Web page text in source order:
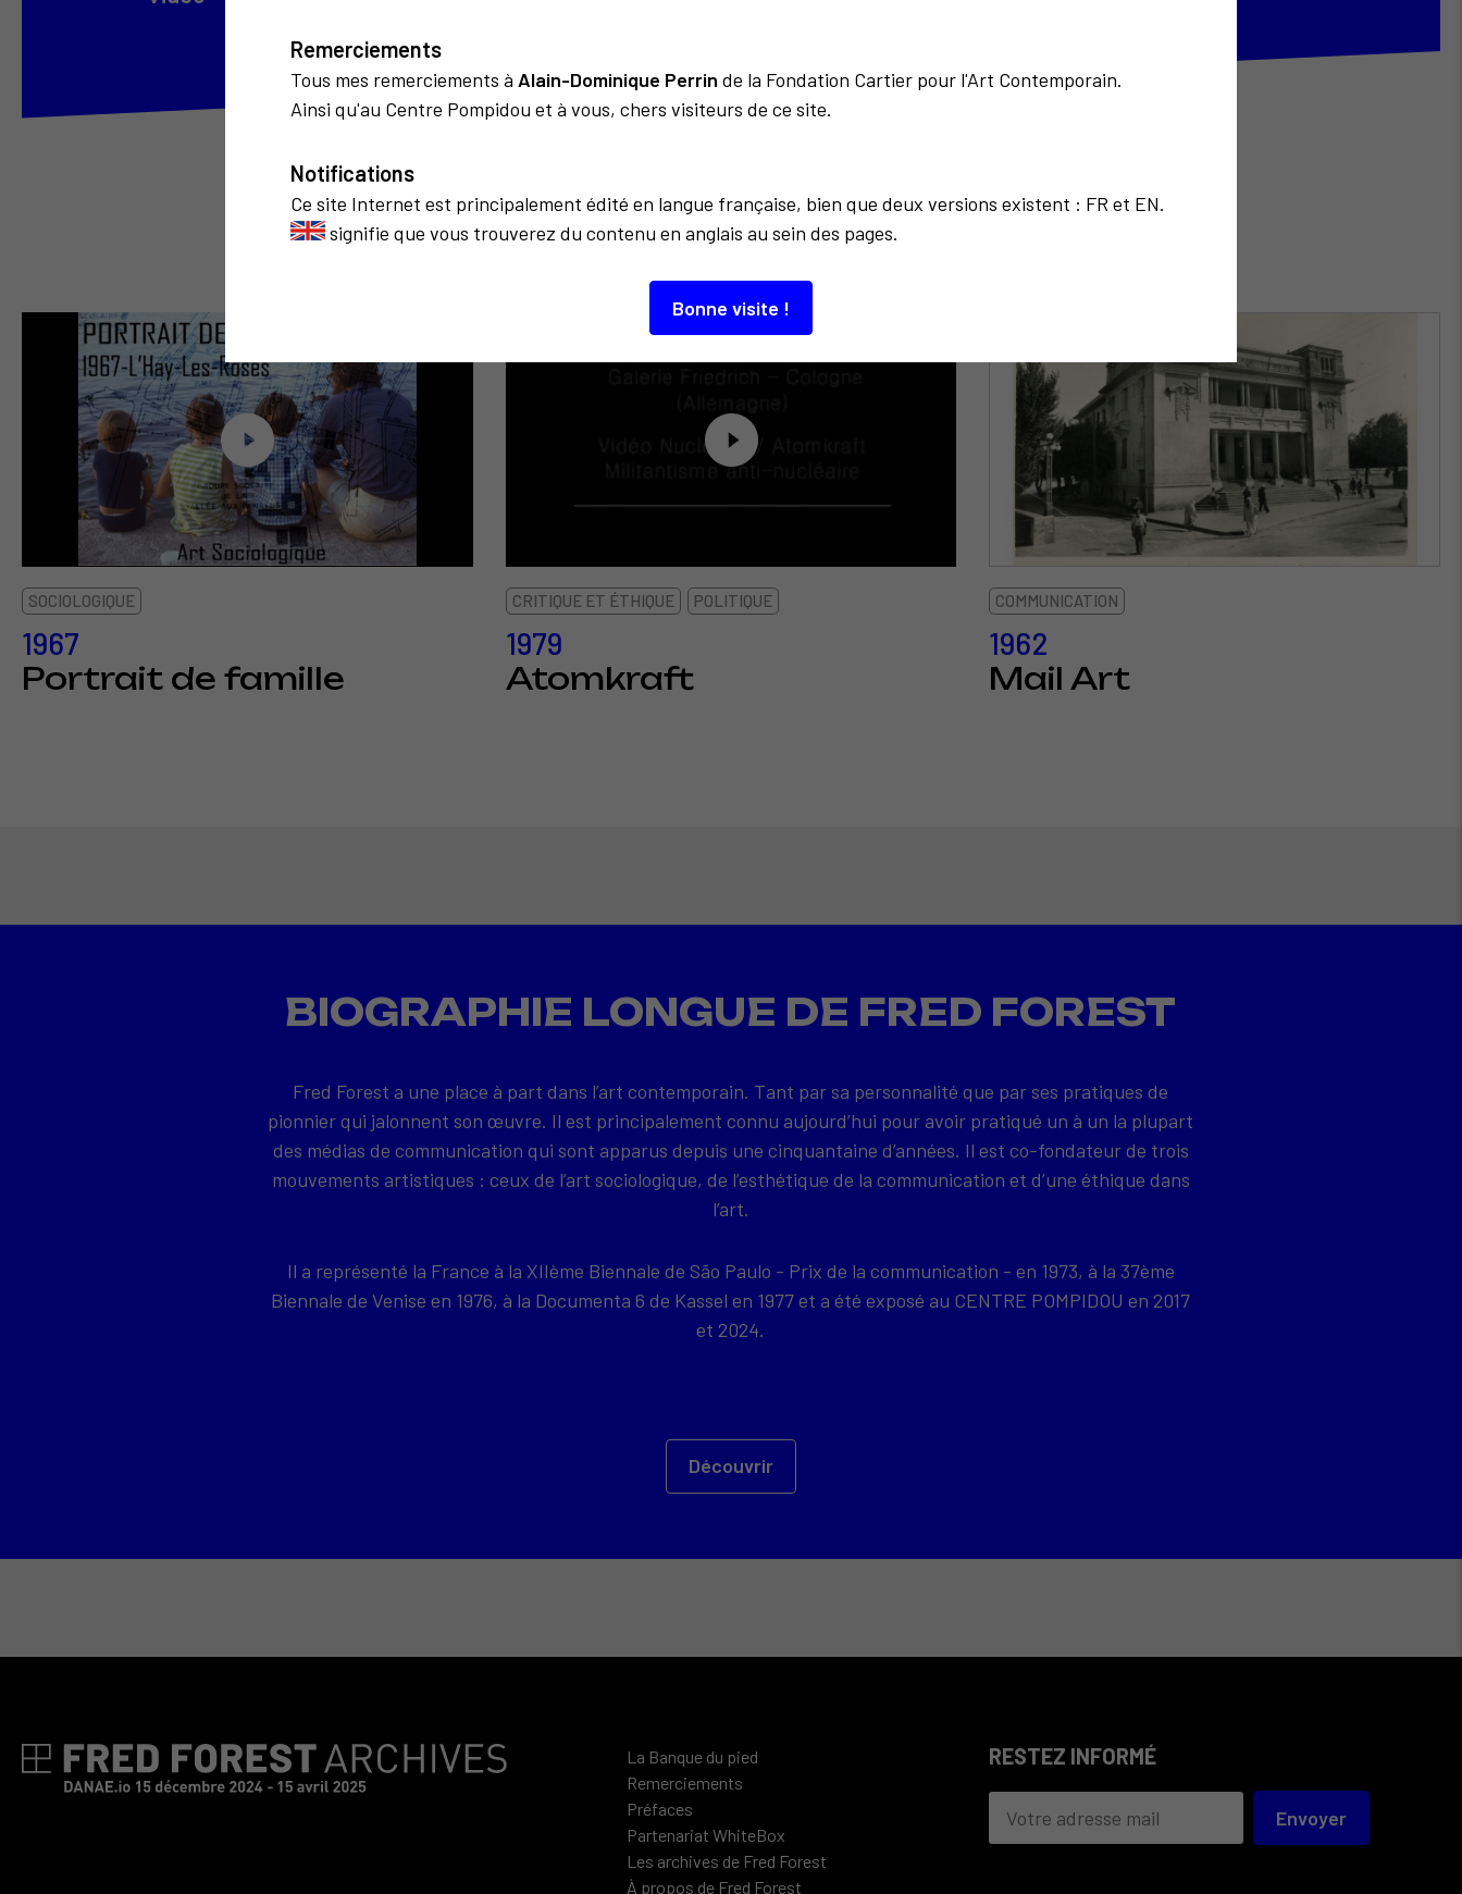
Remerciements
Tous mes remerciements à Alain-Dominique Perrin de la Fondation Cartier pour l'Art Contemporain.
Ainsi qu'au Centre Pompidou et à vous, chers visiteurs de ce site.
Notifications
Ce site Internet est principalement édité en langue française, bien que deux versions existent : FR et EN.
signifie que vous trouverez du contenu en anglais au sein des pages.
Bonne visite !
À découvrir aussi…
SOCIOLOGIQUE
1967
Portrait de famille
CRITIQUE ET ÉTHIQUE POLITIQUE
1979
Atomkraft
COMMUNICATION
1962
Mail Art
BIOGRAPHIE LONGUE DE FRED FOREST
Fred Forest a une place à part dans l’art contemporain. Tant par sa personnalité que par ses pratiques de
pionnier qui jalonnent son œuvre. Il est principalement connu aujourd’hui pour avoir pratiqué un à un la plupart
des médias de communication qui sont apparus depuis une cinquantaine d’années. Il est co-fondateur de trois
mouvements artistiques : ceux de l’art sociologique, de l’esthétique de la communication et d’une éthique dans
l’art.
Il a représenté la France à la XIIème Biennale de São Paulo - Prix de la communication - en 1973, à la 37ème
Biennale de Venise en 1976, à la Documenta 6 de Kassel en 1977 et a été exposé au CENTRE POMPIDOU en 2017
et 2024.
Découvrir
La Banque du pied
Remerciements
Préfaces
Partenariat WhiteBox
Les archives de Fred Forest
À propos de Fred Forest
RESTEZ INFORMÉ
Envoyer